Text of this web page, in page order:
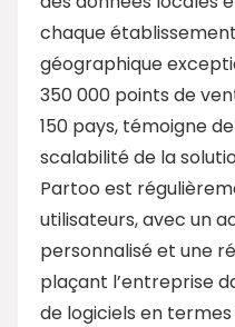
chaque
géographique
350 000 points de
150 pays, témoigne
scalabilité de la
Partoo est
utilisateurs, avec un
personnalisé et une
plaçant l’entreprise
de logiciels en